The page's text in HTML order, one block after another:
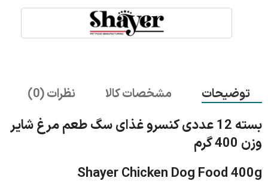
توضیحات مشخصات کالا نظرات (0)
بسته 12 عددی کنسرو غذای سگ طعم مرغ شایر
وزن 400 گرم
Shayer Chicken Dog Food 400g